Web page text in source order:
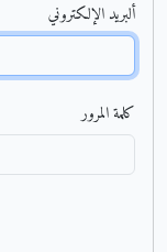
ألبريد الإلكتروني
كلمة المرور